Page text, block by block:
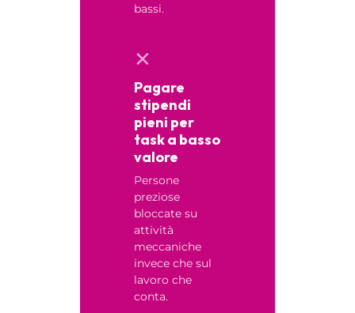
bassi.
✕
Pagare
stipendi
pieni per
task a basso
valore
Persone
preziose
bloccate su
attività
meccaniche
invece che sul
lavoro che
conta.